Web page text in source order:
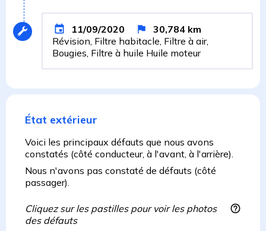
11/09/2020 30,784 km
Révision, Filtre habitacle, Filtre à air,
Bougies, Filtre à huile Huile moteur
État extérieur
Voici les principaux défauts que nous avons
constatés (côté conducteur, à l'avant, à l'arrière).
Nous n'avons pas constaté de défauts (côté
passager).
Cliquez sur les pastilles pour voir les photos
des défauts